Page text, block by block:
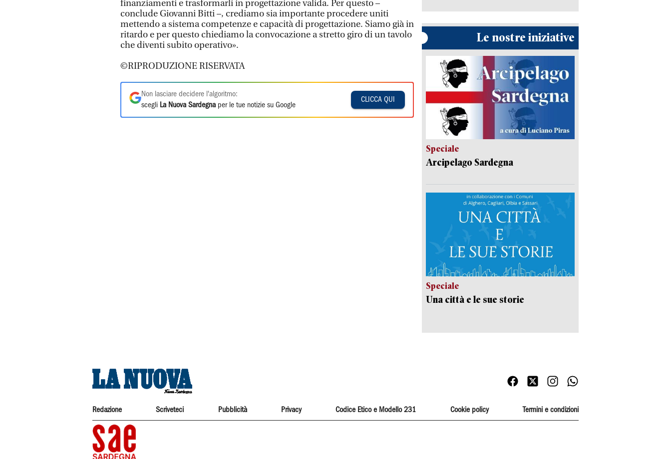
finanziamenti e trasformarli in progettazione valida. Per questo –
conclude Giovanni Bitti –, crediamo sia importante procedere uniti
mettendo a sistema competenze e capacità di progettazione. Siamo già in
ritardo e per questo chiediamo la convocazione a stretto giro di un tavolo
che diventi subito operativo».
©RIPRODUZIONE RISERVATA
Non lasciare decidere l'algoritmo:
scegli La Nuova Sardegna per le tue notizie su Google
CLICCA QUI
Le nostre iniziative
Speciale
Arcipelago Sardegna
Speciale
Una città e le sue storie
Redazione Scriveteci Pubblicità Privacy Codice Etico e Modello 231 Cookie policy Termini e condizioni